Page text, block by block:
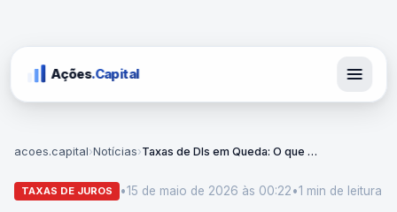
Ações.Capital
acoes.capital›Notícias› Taxas de DIs em Queda: O que Significa para o Investidor?
TAXAS DE JUROS •15 de maio de 2026 às 00:22•1 min de leitura